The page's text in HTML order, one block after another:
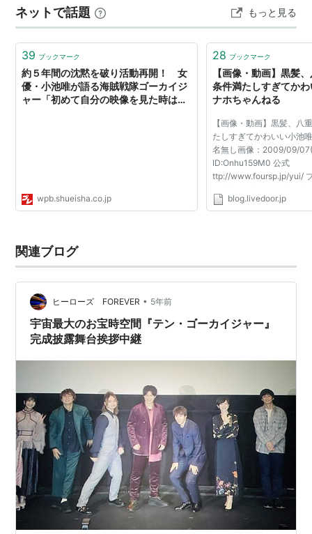
DVD
マガ
ジン
メイ
ー:video
maker(VC/DAS)(D)
クリック: 149回
この商品を含むブログ
(13件) を見る
日テ
レジ
ェニ
2009
小池
唯
[DVD
]
出版
社/メーカー:
VAP,INC(VAP)(D)
この商品を含むブログ
小池
ぶ、
ぃ』
[DVD
出版
社/メーカー:
ワニブック
ス
発売日:
2010/01/07
メディア: DVD
クリック
: 202
レ
【DV
D】
出版
社/メ
ーカ
ー:video
maker(VC/DAS)(D)
発売日:2010/04/16
メディア:
DVD
ネットで話題 もっと見る
39 ブックマーク
約５年間の沈黙を破り活動再開！ 女
優・小池唯が語る海賊戦隊ゴーカイジ
ャー「初めて自分の映像を見た時は、
wpb.shueisha.co.jp
28 ブックマーク
【画像・動画】黒髪
条件満たしすぎてか
ナホちゃんねる
【画像・動画】黒髪、八
たしすぎてかわいい小池
名無し画像：2009/09/
ID:Onhu159M0 公式
ttp://www.foursp.jp/yui/
像」カテゴリの最新記事
blog.livedoor.jp
関連ブログ
ヒーローズ FOREVER • 5年前
宇宙最大のお宝時空間『テン・ゴーカイジャー』
完成披露舞台挨拶中継